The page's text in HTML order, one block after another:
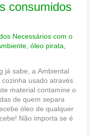
consumidos
Necessários com o
,óleo pirata
já sabe, a Ambiental
usado através
material contamine o
de quem separa
óleo de qualquer
Não importa se é